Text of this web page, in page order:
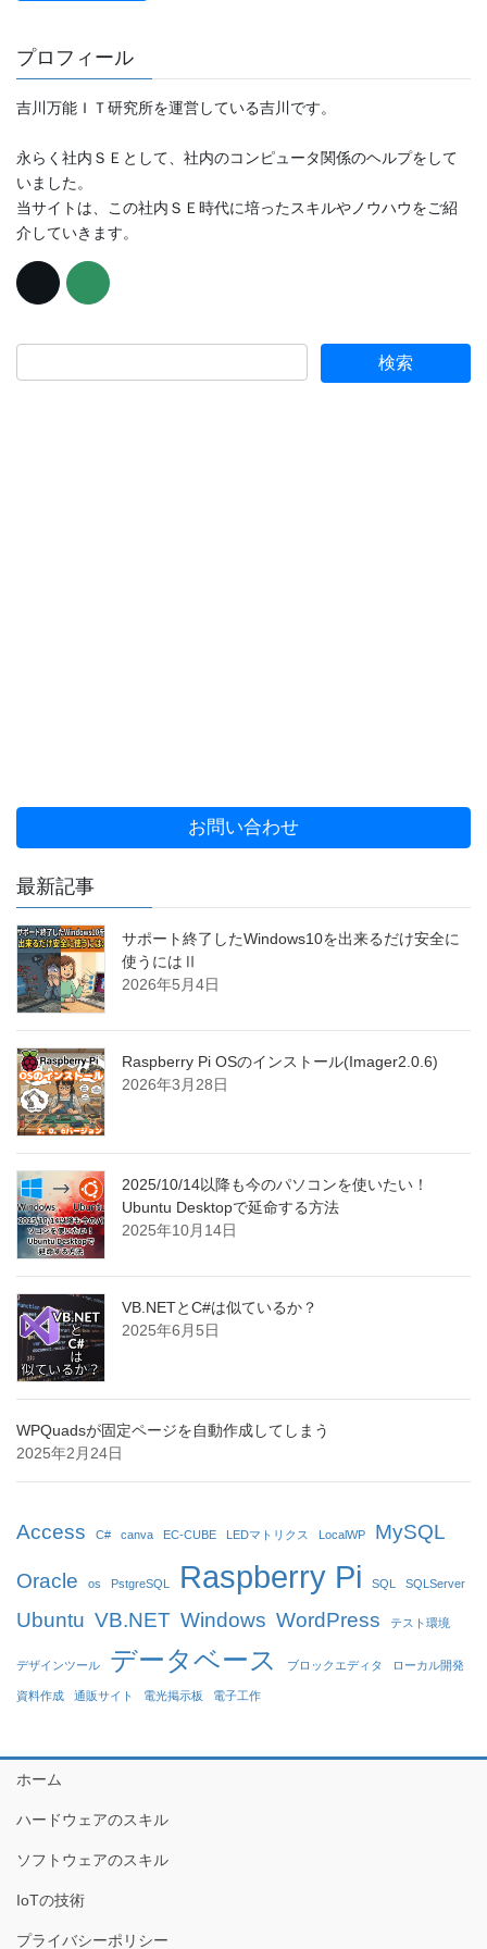
プロフィール
吉川万能ＩＴ研究所を運営している吉川です。
永らく社内ＳＥとして、社内のコンピュータ関係のヘルプをして
いました。
当サイトは、この社内ＳＥ時代に培ったスキルやノウハウをご紹
介していきます。
お問い合わせ
最新記事
サポート終了したWindows10を出来るだけ安全に
使うにはⅡ
2026年5月4日
Raspberry Pi OSのインストール(Imager2.0.6)
2026年3月28日
2025/10/14以降も今のパソコンを使いたい！
Ubuntu Desktopで延命する方法
2025年10月14日
VB.NETとC#は似ているか？
2025年6月5日
WPQuadsが固定ページを自動作成してしまう
2025年2月24日
Access C# canva EC-CUBE LEDマトリクス LocalWP MySQL
Oracle os PstgreSQL Raspberry Pi SQL SQLServer
Ubuntu VB.NET Windows WordPress テスト環境
デザインツール データベース ブロックエディタ ローカル開発
資料作成 通販サイト 電光掲示板 電子工作
ホーム
ハードウェアのスキル
ソフトウェアのスキル
IoTの技術
プライバシーポリシー